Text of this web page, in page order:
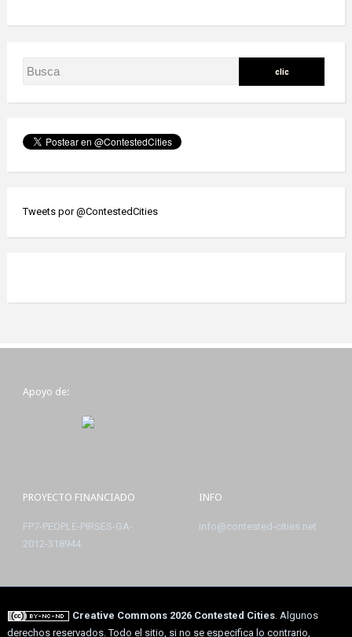
Tweets por @ContestedCities
Apoyo de:
PROYECTO FINANCIADO
FP7-PEOPLE-PIRSES-GA-
2012-318944
INFO
info@contested-cities.net
Creative Commons 2026 Contested Cities. Algunos
derechos reservados. Todo el sitio, si no se especifica lo contrario,